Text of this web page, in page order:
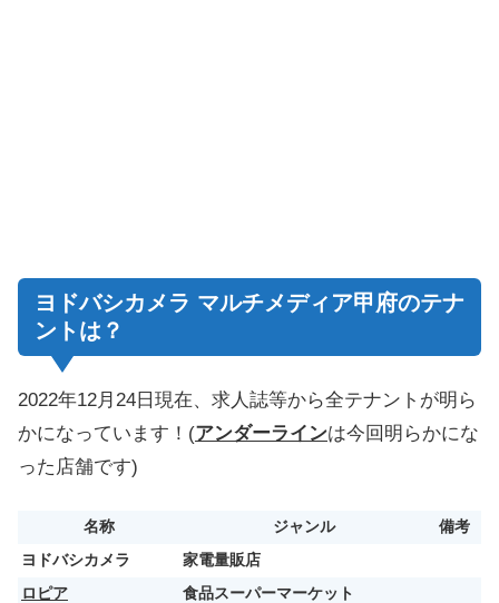
ヨドバシカメラ マルチメディア甲府のテナ
ントは？
2022年12月24日現在、求人誌等から全テナントが明ら
かになっています！(アンダーラインは今回明らかにな
った店舗です)
名称 ジャンル
備考
ヨドバシカメラ
家電量販店
ロピア
食品スーパーマーケット